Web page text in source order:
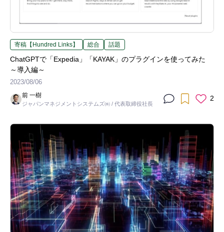
寄稿【Hundred Links】 総合 話題
ChatGPTで「Expedia」「KAYAK」のプラグインを使ってみた
～導入編～
2023/08/06
前 一樹
ジャパンマネジメントシステムズ㈱ / 代表取締役社長
2